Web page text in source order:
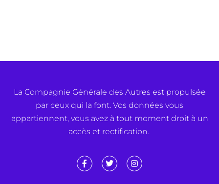
La Compagnie Générale des Autres est propulsée
par ceux qui la font. Vos données vous
appartiennent, vous avez à tout moment droit à un
accès et rectification.